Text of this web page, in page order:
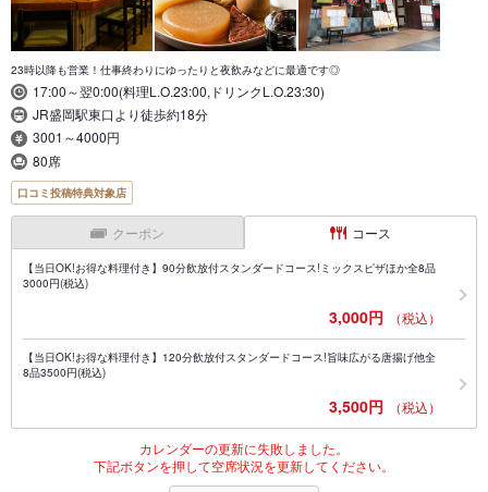
23時以降も営業！仕事終わりにゆったりと夜飲みなどに最適です◎
17:00～翌0:00(料理L.O.23:00,ドリンクL.O.23:30)
JR盛岡駅東口より徒歩約18分
3001～4000円
80席
口コミ投稿特典対象店
クーポン コース
【当日OK!お得な料理付き】90分飲放付スタンダードコース!ミックスピザほか全8品
3000円(税込)
3,000円 （税込）
【当日OK!お得な料理付き】120分飲放付スタンダードコース!旨味広がる唐揚げ他全
8品3500円(税込)
3,500円 （税込）
カレンダーの更新に失敗しました。
下記ボタンを押して空席状況を更新してください。